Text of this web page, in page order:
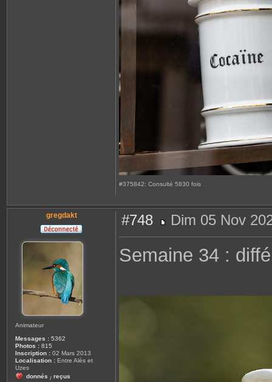
#375842: Consulté 5830 fois
gregdakt
Animateur
Messages : 5362
Photos : 815
Inscription : 02 Mars 2013
Localisation : Entre Alès et
Uzes
donnés / reçus
#748
e
Dim 05 Nov
Semaine 34 :